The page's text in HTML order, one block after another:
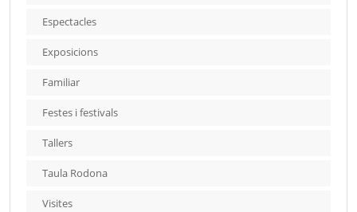
Espectacles
Exposicions
Familiar
Festes i festivals
Tallers
Taula Rodona
Visites